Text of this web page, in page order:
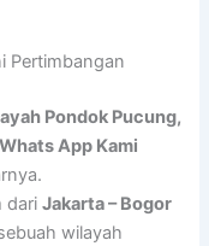
Pertimbangan
Pondok Pucung,
App Kami
dariJakarta – Bogor
wilayah